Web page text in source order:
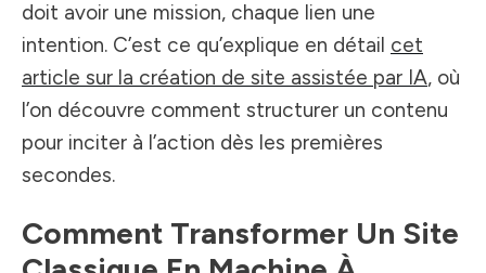
doit avoir une mission, chaque lien une
intention. C’est ce qu’explique en détail cet
article sur la création de site assistée par IA, où
l’on découvre comment structurer un contenu
pour inciter à l’action dès les premières
secondes.
Comment Transformer Un Site